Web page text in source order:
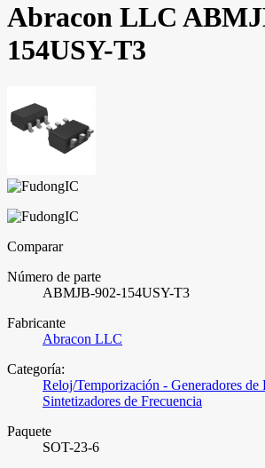
Abracon LLC
154USY-T3
Comparar
Número de parte
ABMJB-902-154USY-T3
Fabricante
Abracon LLC
Categoría:
Reloj/Temporización - Generadores
Sintetizadores de Frecuencia
Paquete
SOT-23-6